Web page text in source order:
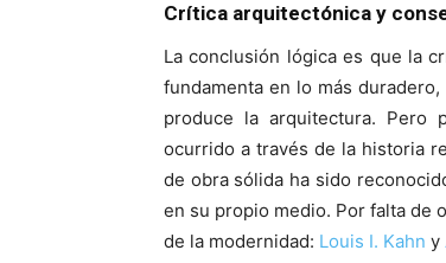
Crítica arquitectónica y
La conclusión lógica es que la
fundamenta en lo más
produce la arquitectura. Pero
ocurrido a través de la historia
de obra sólida ha sido
en su propio medio. Por falta de
de la modernidad: Louis I. Kahn y